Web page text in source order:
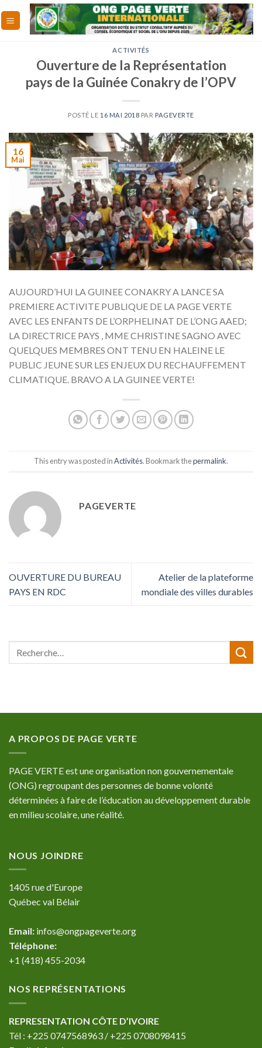
to
content
ACTIVITÉS
Ouverture de la Représentation
pays de la Guinée Conakry de l’OPV
POSTÉ LE 16 MAI 2018 PAR PAGEVERTE
16
Mai
AUJOURD’HUI LA GUINEE CONAKRY A LANCE SA
PREMIERE ACTIVITE PUBLIQUE DE LA PAGE VERTE
AVEC LES ENFANTS DE L’ORPHELINAT DE L’ONG AAED;
LA DIRECTRICE PAYS , MME CHRISTINE SAGNO AVEC
QUELQUES MEMBRES ONT TENU EN HALEINE LE
PUBLIC JEUNE SUR LES ENJEUX DU RECHAUFFEMENT
CLIMATIQUE. BRAVO A LA GUINEE VERTE!
This entry was posted inActivités. Bookmark thepermalink.
PAGEVERTE
OUVERTURE DU BUREAU
PAYS EN RDC
Atelier de la plateforme
mondiale des villes durables
A PROPOS DE PAGE VERTE
PAGE VERTE est une organisation non gouvernementale
(ONG) regroupant des personnes de bonne volonté
déterminées à faire de l’éducation au développement durable
en milieu scolaire, une réalité.
NOUS JOINDRE
1405 rue d'Europe
Québec val Bélair
Email: infos@ongpageverte.org
Téléphone:
+1 (418) 455-2034
NOS REPRÉSENTATIONS
REPRESENTATION CÔTE D’IVOIRE
Tél : +225 0747568963 / +225 0708098415